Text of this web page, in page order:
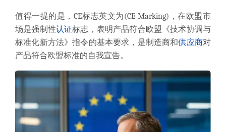
值得一提的是，CE标志英文为(CE Marking)，在欧盟市
场是强制性认证标志，表明产品符合欧盟《技术协调与
标准化新方法》指令的基本要求，是制造商和供应商对
产品符合欧盟标准的自我宣告。